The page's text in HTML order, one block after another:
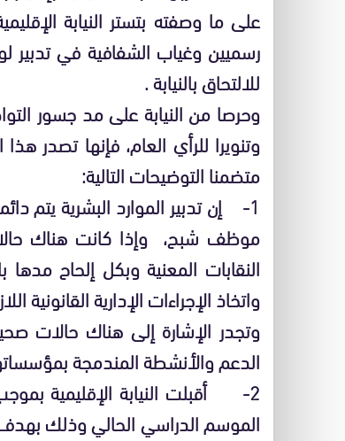
على ما وصفته بتستر النيابة
رسميين وغياب الشفافية في تدبير
للالتحاق بالنيابة .
وحرصا من النيابة على مد جسور
وتنويرا للرأي العام، فإنها تصدر
متضمنا التوضيحات التالية:
1- إن تدبير الموارد البشرية يتم
موظف شبح، وإذا كانت هناك
النقابات المعنية وبكل إلحاح
واتخاذ الإجراءات الإدارية القانونية
وتجدر الإشارة إلى هناك حالات
الدعم والأنشطة المندمجة
2- أقبلت النيابة الإقليمية
الموسم الدراسي الحالي وذلك